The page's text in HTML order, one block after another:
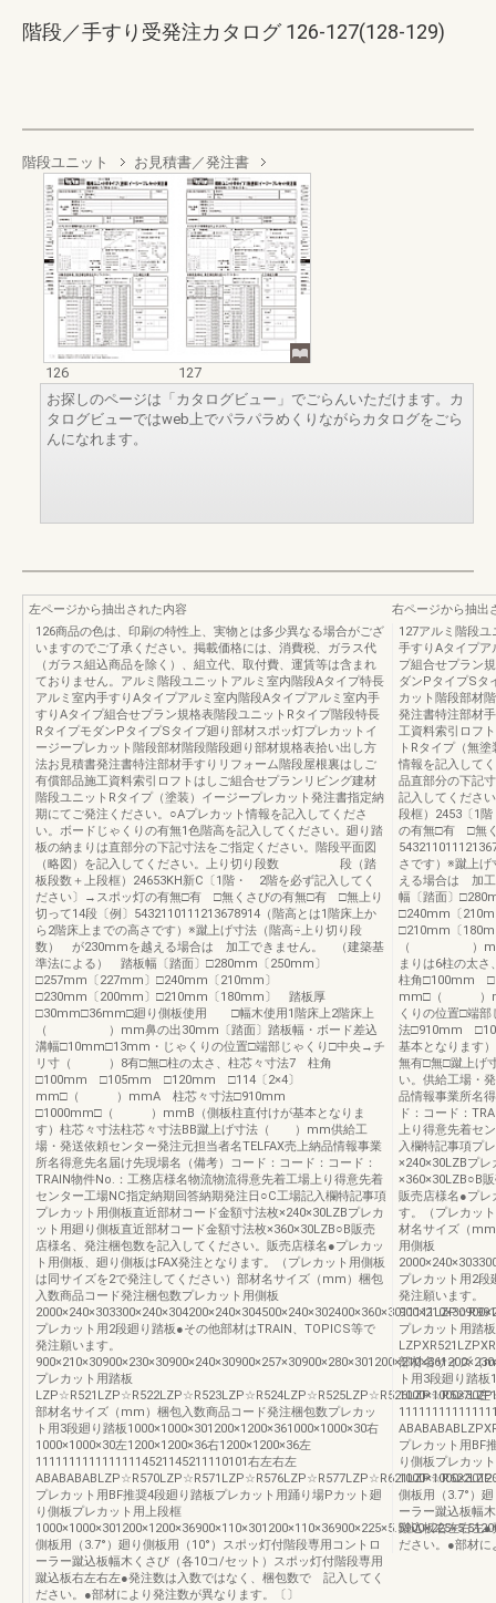
階段／手すり受発注カタログ 126-127(128-129)
階段ユニット お見積書／発注書
126
127
お探しのページは「カタログビュー」でごらんいただけます。カ
タログビューではweb上でパラパラめくりながらカタログをごら
んになれます。
左ページから抽出された内容
126商品の色は、印刷の特性上、実物とは多少異なる場合がござ
いますのでご了承ください。掲載価格には、消費税、ガラス代
（ガラス組込商品を除く）、組立代、取付費、運賃等は含まれ
ておりません。アルミ階段ユニットアルミ室内階段Aタイプ特長
アルミ室内手すりAタイプアルミ室内階段Aタイプアルミ室内手
すりAタイプ組合せプラン規格表階段ユニットRタイプ階段特長
RタイプモダンPタイプSタイプ廻り部材スポッ灯プレカットイ
ージープレカット階段部材階段階段廻り部材規格表拾い出し方
法お見積書発注書特注部材手すりリフォーム階段屋根裏はしご
有償部品施工資料索引ロフトはしご組合せプランリビング建材
階段ユニットRタイプ（塗装）イージープレカット発注書指定納
期にてご発注ください。○Aプレカット情報を記入してくださ
い。ボードじゃくりの有無1色階高を記入してください。廻り踏
板の納まりは直部分の下記寸法をご指定ください。階段平面図
（略図）を記入してください。上り切り段数 段（踏
板段数＋上段框）24653KH新C〔1階・ 2階を必ず記入してく
ださい〕→スポッ灯の有無□有 □無くさびの有無□有 □無上り
切って14段〔例〕5432110111213678914（階高とは1階床上か
ら2階床上までの高さです）※蹴上げ寸法（階高÷上り切り段
数） が230mmを越える場合は 加工できません。 （建築基
準法による） 踏板幅〔踏面〕□280mm〔250mm〕
□257mm〔227mm〕□240mm〔210mm〕
□230mm〔200mm〕□210mm〔180mm〕 踏板厚
□30mm□36mm□廻り側板使用 □幅木使用1階床上2階床上
（ ）mm鼻の出30mm〔踏面〕踏板幅・ボード差込
溝幅□10mm□13mm・じゃくりの位置□端部じゃくり□中央→チ
リ寸（ ）8有□無□柱の太さ、柱芯々寸法7 柱角
□100mm □105mm □120mm □114〔2×4〕
mm□（ ）mmA 柱芯々寸法□910mm
□1000mm□（ ）mmB（側板柱直付けが基本となりま
す）柱芯々寸法柱芯々寸法BB蹴上げ寸法（ ）mm供給工
場・発送依頼センター発注元担当者名TELFAX売上納品情報事業
所名得意先名届け先現場名（備考）コード：コード：コード：
TRAIN物件No.：工務店様名物流物流得意先着工場上り得意先着
センター工場NC指定納期回答納期発注日○C工場記入欄特記事項
プレカット用側板直近部材コード金額寸法枚×240×30LZBプレカ
ット用廻り側板直近部材コード金額寸法枚×360×30LZB○B販売
店様名、発注梱包数を記入してください。販売店様名●プレカッ
ト用側板、廻り側板はFAX発注となります。（プレカット用側板
は同サイズを2で発注してください）部材名サイズ（mm）梱包
入数商品コード発注梱包数プレカット用側板
プレカット用2段廻り踏板●その他部材はTRAIN、TOPICS等で
発注願います。
プレカット用踏板
部材名サイズ（mm）梱包入数商品コード発注梱包数プレカッ
ト用3段廻り踏板1000×1000×301200×1200×361000×1000×30右
1000×1000×30左1200×1200×36右1200×1200×36左
11111111111111114521145211110101右左右左
プレカット用BF推奨4段廻り踏板プレカット用踊り場Pカット廻
り側板プレカット用上段框
側板用（3.7°）廻り側板用（10°）スポッ灯付階段専用コントロ
ーラー蹴込板幅木くさび（各10コ/セット）スポッ灯付階段専用
蹴込板右左右左●発注数は入数ではなく、梱包数で 記入してく
ださい。●部材により発注数が異なります。〔〕
右ページから抽出
127アルミ階段
手すりAタイプア
プ組合せプラン
ダンPタイプSタ
カット階段部材
発注書特注部材
工資料索引ロフ
トRタイプ（無
情報を記入して
品直部分の下記
記入してくだ
段框）2453〔1
の有無□有 □無
さです）※蹴上
える場合は 加
幅〔踏面〕
□240mm〔
□210mm〔
（ ）mm鼻
まりは6柱の太
柱角□100mm
mm□（ ）
くりの位置□
法□910mm
基本となります
無有□無□蹴上
い。供給工場・
品情報事業所名
ド：コード：
上り得意先着セ
入欄特記事項プ
×240×30LZBプ
×360×30LZB○B
販売店様名●プレ
す。（プレカッ
材名サイズ（
用側板
プレカット用2段
発注願います。
プレカット用踏板
部材名サイズ（
ト用3段廻り踏
1000×1000×30左
プレカット用BF
り側板プレカッ
側板用（3.7°）
ーラー蹴込板幅
蹴込板右左右左
ださい。●部材に